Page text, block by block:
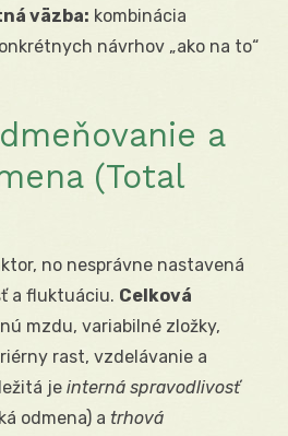
väzba: kombinácia
návrhov „ako na to“
a
(Total
no nesprávne nastavená
a fluktuáciu. Celková
mzdu, variabilné zložky,
rast, vzdelávanie a
je interná spravodlivosť
odmena) a trhová